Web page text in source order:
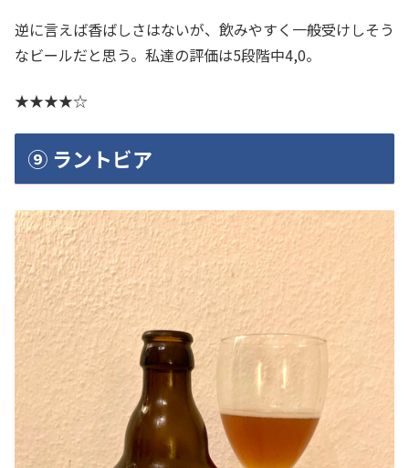
逆に言えば香ばしさはないが、飲みやすく一般受けしそう
なビールだと思う。私達の評価は5段階中4,0。
★★★★☆
⑨ ラントビア